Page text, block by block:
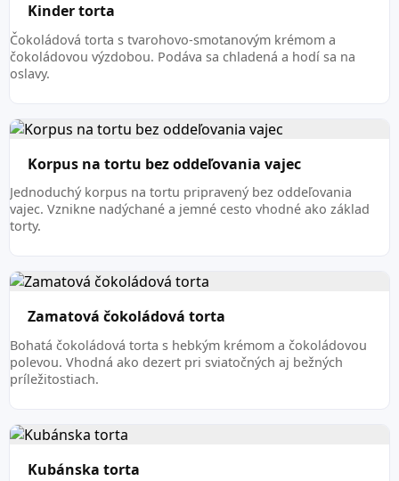
Kinder torta
Čokoládová torta s tvarohovo-smotanovým krémom a
čokoládovou výzdobou. Podáva sa chladená a hodí sa na
oslavy.
Korpus na tortu bez oddeľovania vajec
Jednoduchý korpus na tortu pripravený bez oddeľovania
vajec. Vznikne nadýchané a jemné cesto vhodné ako základ
torty.
Zamatová čokoládová torta
Bohatá čokoládová torta s hebkým krémom a čokoládovou
polevou. Vhodná ako dezert pri sviatočných aj bežných
príležitostiach.
Kubánska torta